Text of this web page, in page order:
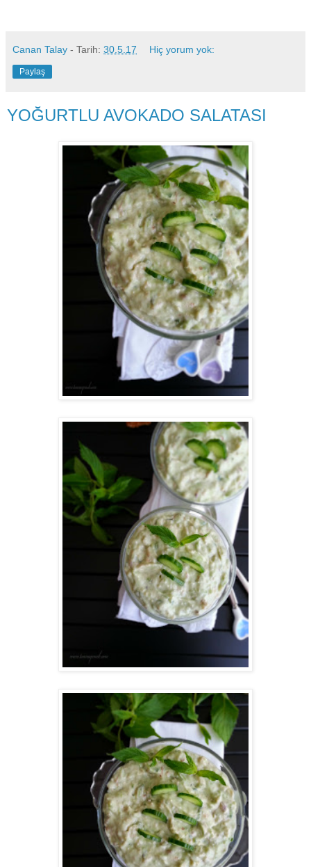
Canan Talay - Tarih: 30.5.17 Hiç yorum yok:
Paylaş
YOĞURTLU AVOKADO SALATASI